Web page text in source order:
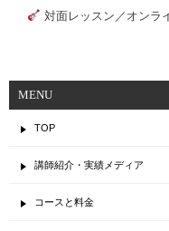
対面レッスン／オンラ
MENU
TOP
講師紹介・実績メディア
コースと料金